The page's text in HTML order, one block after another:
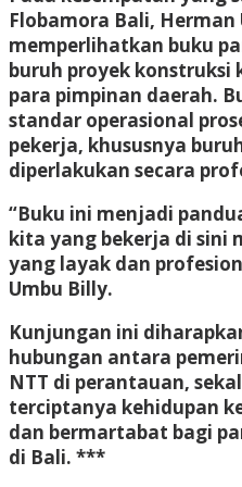
Flobamora Bali, Herman
memperlihatkan buku
buruh proyek konstruksi
para pimpinan daerah.
standar operasional
pekerja, khususnya
diperlakukan secara
“Buku ini menjadi
kita yang bekerja di sini
yang layak dan
Umbu Billy.
Kunjungan ini
hubungan antara
NTT di perantauan,
terciptanya kehidupan
dan bermartabat bagi
di Bali. ***